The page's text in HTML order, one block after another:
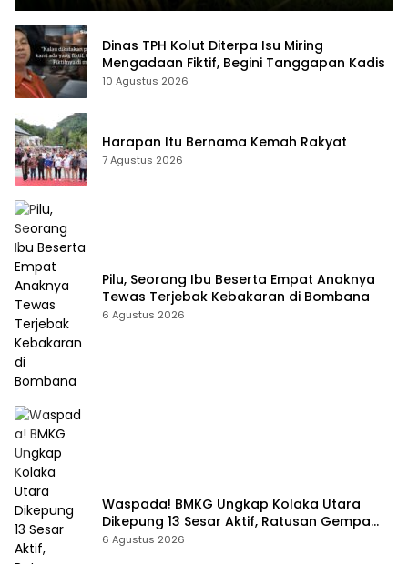
Dinas TPH Kolut Diterpa Isu Miring
Mengadaan Fiktif, Begini Tanggapan Kadis
10 Agustus 2026
Harapan Itu Bernama Kemah Rakyat
7 Agustus 2026
Pilu, Seorang Ibu Beserta Empat Anaknya
Tewas Terjebak Kebakaran di Bombana
6 Agustus 2026
Waspada! BMKG Ungkap Kolaka Utara
Dikepung 13 Sesar Aktif, Ratusan Gempa
Sudah Terekam
6 Agustus 2026